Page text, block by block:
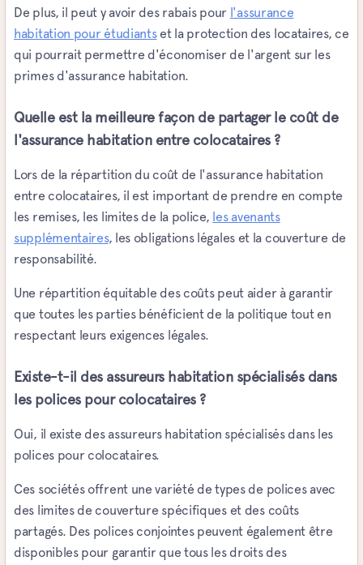
De plus, il peut y avoir des rabais pour l'assurance
habitation pour étudiantset la protection des locataires, ce
qui pourrait permettre d'économiser de l'argent sur les
primes d'assurance habitation.
Quelle est la meilleure façon de partager le coût de
l'assurance habitation entre colocataires ?
Lors de la répartition du coût de l'assurance habitation
entre colocataires, il est important de prendre en compte
les remises, les limites de la police, les avenants
supplémentaires, les obligations légales et la couverture de
responsabilité.
Une répartition équitable des coûts peut aider à garantir
que toutes les parties bénéficient de la politique tout en
respectant leurs exigences légales.
Existe-t-il des assureurs habitation spécialisés dans
les polices pour colocataires ?
Oui, il existe des assureurs habitation spécialisés dans les
polices pour colocataires.
Ces sociétés offrent une variété de types de polices avec
des limites de couverture spécifiques et des coûts
partagés. Des polices conjointes peuvent également être
disponibles pour garantir que tous les droits des